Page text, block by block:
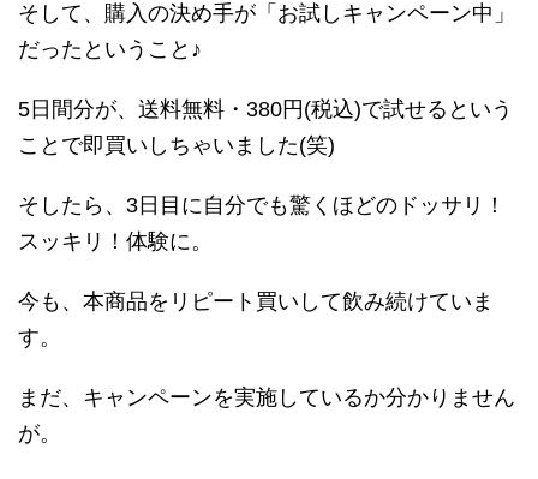
そして、購入の決め手が「お試しキャンペーン中」
だったということ♪
5日間分が、送料無料・380円(税込)で試せるという
ことで即買いしちゃいました(笑)
そしたら、3日目に自分でも驚くほどのドッサリ！
スッキリ！体験に。
今も、本商品をリピート買いして飲み続けていま
す。
まだ、キャンペーンを実施しているか分かりません
が。